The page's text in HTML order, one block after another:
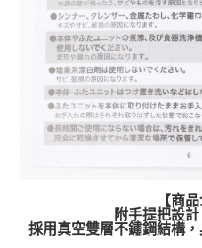
【商
附手提把設
採用真空雙層不鏽鋼結構